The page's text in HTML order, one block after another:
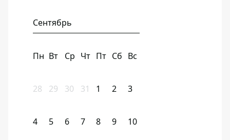
Сентябрь
Пн Вт Ср Чт Пт Сб Вс
28 29 30 31 1 2 3
4 5 6 7 8 9 10